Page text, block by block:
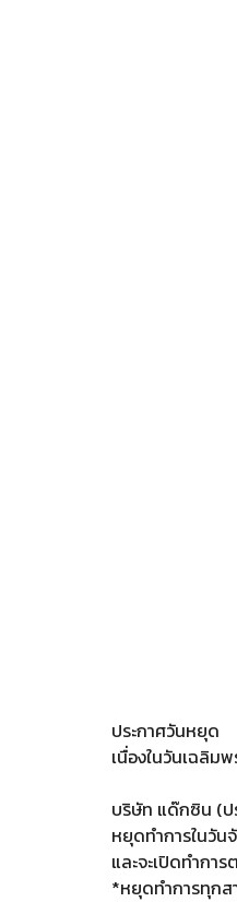
ประกาศวันหยุด
เนื่องในวันเฉลิม
บริษัท แด๊กซิน (ป
หยุดทำการในวัน
และจะเปิดทำกา
*หยุดทำการทุกส